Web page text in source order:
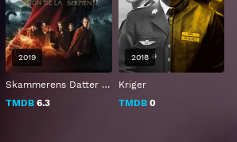
Skammerens Datter II: Slangens Gave
TMDB 6.3
2019
Kriger
TMDB0
2018